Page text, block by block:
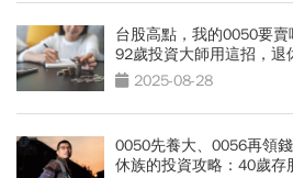
台股高點，我的0050要
92歲投資大師用這招，退
2025-08-28
0050先養大、0056再領
休族的投資攻略：40歲